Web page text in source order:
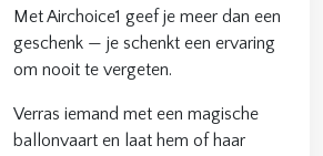
Met Airchoice1 geef je meer dan een
geschenk — je schenkt een ervaring
om nooit te vergeten.
Verras iemand met een magische
ballonvaart en laat hem of haar